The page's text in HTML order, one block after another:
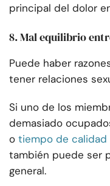
principal del dolor
8. Mal equilibrio
Puede haber
tener relaciones
Si uno de los
demasiado
o tiempo de
también puede ser
general.